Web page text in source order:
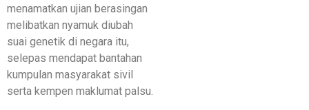
menamatkan ujian berasingan
melibatkan nyamuk diubah
suai genetik di negara itu,
selepas mendapat bantahan
kumpulan masyarakat sivil
serta kempen maklumat palsu.